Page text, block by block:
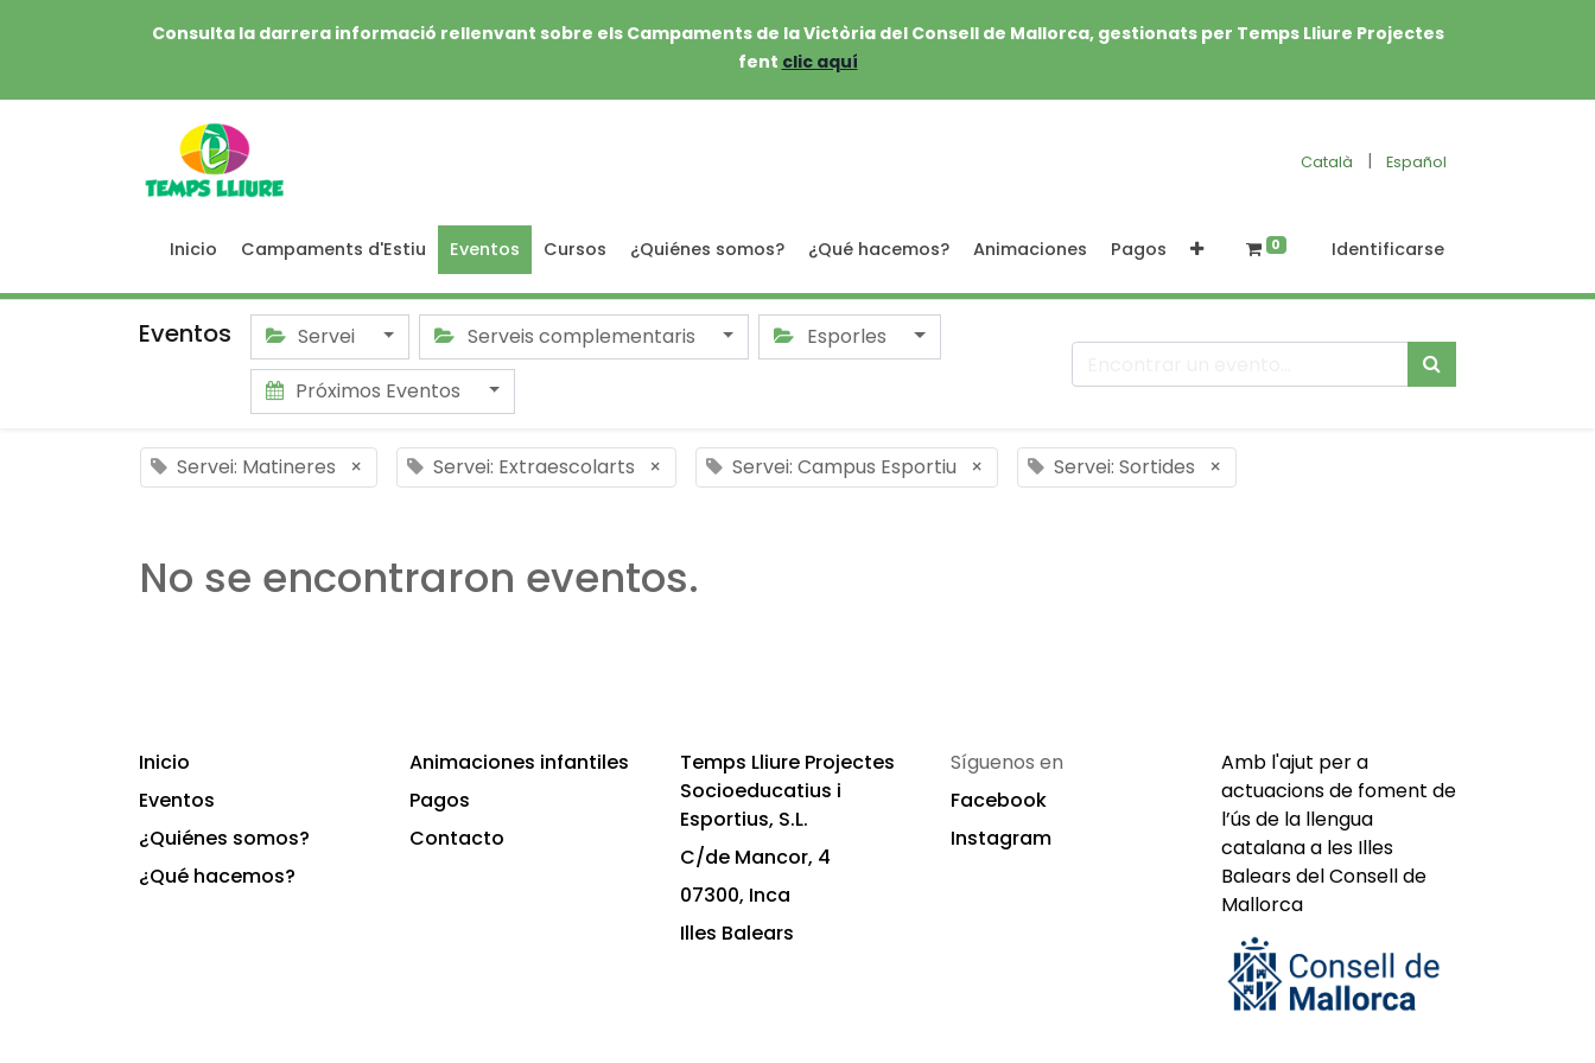
Consulta la darrera informació rellenvant sobre els Campaments de la Victòria del Consell de Mallorca, gestionats per Temps Lliure Projectes
fent clic aquí
Català | Español
Inicio Campaments d'Estiu Eventos Cursos ¿Quiénes somos? ¿Qué hacemos? Animaciones Pagos 0 Identificarse
Eventos Servei Serveis complementaris
Esporles
Próximos Eventos
Servei: Matineres × Servei: Extraescolarts × Servei: Campus Esportiu × Servei: Sortides ×
No se encontraron eventos.
Inicio
Eventos
¿Quiénes somos?
¿Qué hacemos?
Animaciones infantiles
Pagos
Contacto
Temps Lliure Projectes
Socioeducatius i
Esportius, S.L.
C/de Mancor, 4
07300, Inca
Illes Balears
Síguenos en
Facebook
Instagram
Amb l'ajut per a
actuacions de foment de
l’ús de la llengua
catalana a les Illes
Balears del Consell de
Mallorca